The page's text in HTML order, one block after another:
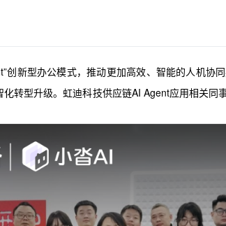
创新型办公模式，推动更加高效、智能的人机协
转型升级。虹迪科技供应链AI Agent应用相关同